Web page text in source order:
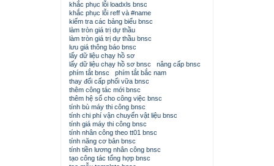
khắc phục lỗi loadxls bnsc
khắc phục lỗi reff và #name
kiểm tra các bảng biểu bnsc
làm tròn giá trị dự thầu
làm tròn giá trị dự thầu bnsc
lưu giá thông báo bnsc
lấy dữ liệu chạy hồ sơ
lấy dữ liệu chạy hồ sơ bnsc
nâng cấp bnsc
phím tắt bnsc
phím tắt bắc nam
thay đổi cấp phối vữa bnsc
thêm công tác mới bnsc
thêm hệ số cho công việc bnsc
tính bù máy thi công bnsc
tính chi phí vận chuyển vật liệu bnsc
tính giá máy thi công bnsc
tính nhân công theo tt01 bnsc
tính năng cơ bản bnsc
tính tiền lương nhân công bnsc
tạo công tác tổng hợp bnsc